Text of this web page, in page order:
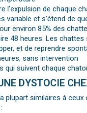
l’expulsion de chaque
variable et s’étend de
environ 85% des
48 heures. Les
et de reprendre
sans intervention
qui suivent chaque
DYSTOCIE
plupart similaires à ceux